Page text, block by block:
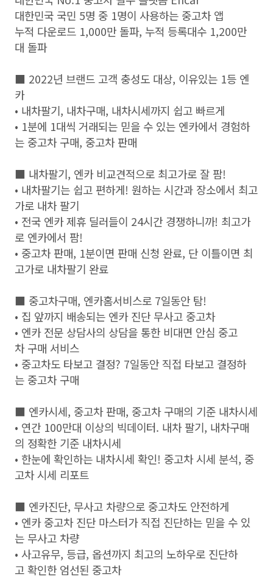
대한민국 국민 5명 중 1명이 사용하는 중고차 앱
누적 다운로드 1,000만 돌파, 누적 등록대수 1,200만
대 돌파
■ 2022년 브랜드 고객 충성도 대상, 이유있는 1등 엔
카
• 내차팔기, 내차구매, 내차시세까지 쉽고 빠르게
• 1분에 1대씩 거래되는 믿을 수 있는 엔카에서 경험하
는 중고차 구매, 중고차 판매
■ 내차팔기, 엔카 비교견적으로 최고가로 잘 팜!
• 내차팔기는 쉽고 편하게! 원하는 시간과 장소에서 최고
가로 내차 팔기
• 전국 엔카 제휴 딜러들이 24시간 경쟁하니까! 최고가
로 엔카에서 팜!
• 중고차 판매, 1분이면 판매 신청 완료, 단 이틀이면 최
고가로 내차팔기 완료
■ 중고차구매, 엔카홈서비스로 7일동안 탐!
• 집 앞까지 배송되는 엔카 진단 무사고 중고차
• 엔카 전문 상담사의 상담을 통한 비대면 안심 중고
차 구매 서비스
• 중고차도 타보고 결정? 7일동안 직접 타보고 결정하
는 중고차 구매
■ 엔카시세, 중고차 판매, 중고차 구매의 기준 내차시세
• 연간 100만대 이상의 빅데이터. 내차 팔기, 내차구매
의 정확한 기준 내차시세
• 한눈에 확인하는 내차시세 확인! 중고차 시세 분석, 중
고차 시세 리포트
■ 엔카진단, 무사고 차량으로 중고차도 안전하게
• 엔카 중고차 진단 마스터가 직접 진단하는 믿을 수 있
는 무사고 차량
• 사고유무, 등급, 옵션까지 최고의 노하우로 진단하
고 확인한 엄선된 중고차